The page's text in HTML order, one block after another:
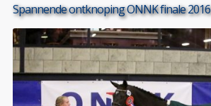
Spannende ontknoping ONNK finale 2016